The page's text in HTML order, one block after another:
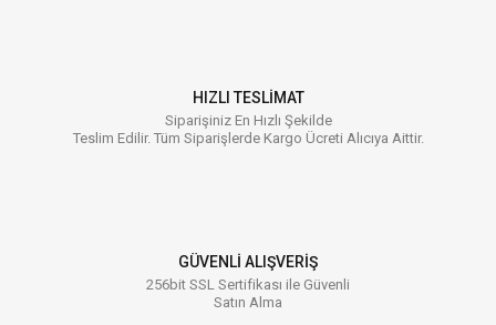
HIZLI TESLİMAT
Siparişiniz En Hızlı Şekilde
Teslim Edilir. Tüm Siparişlerde Kargo Ücreti Alıcıya Aittir.
GÜVENLİ ALIŞVERİŞ
256bit SSL Sertifikası ile Güvenli
Satın Alma